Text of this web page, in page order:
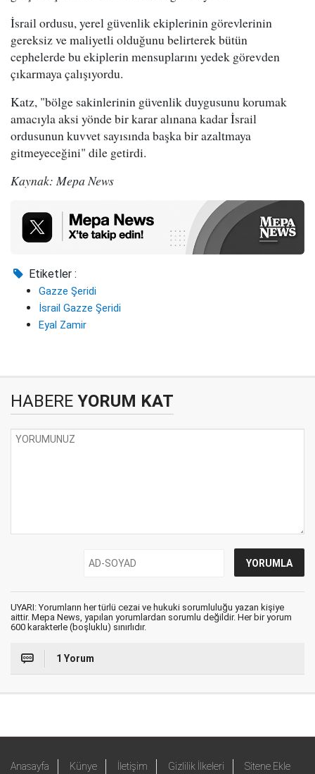
İsrail ordusu, yerel güvenlik ekiplerinin görevlerinin
gereksiz ve maliyetli olduğunu belirterek bütün
cephelerde bu ekiplerin mensuplarını yedek görevden
çıkarmaya çalışıyordu.
Katz, "bölge sakinlerinin güvenlik duygusunu korumak
amacıyla aksi yönde bir karar alınana kadar İsrail
ordusunun kuvvet sayısında başka bir azaltmaya
gitmeyeceğini" dile getirdi.
Kaynak: Mepa News
Etiketler :
Gazze Şeridi
İsrail Gazze Şeridi
Eyal Zamir
HABERE YORUM KAT
UYARI: Yorumların her türlü cezai ve hukuki sorumluluğu yazan kişiye
aittir. Mepa News, yapılan yorumlardan sorumlu değildir. Her bir yorum
600 karakterle (boşluklu) sınırlıdır.
1 Yorum
Anasayfa Künye İletişim Gizlilik İlkeleri Sitene Ekle